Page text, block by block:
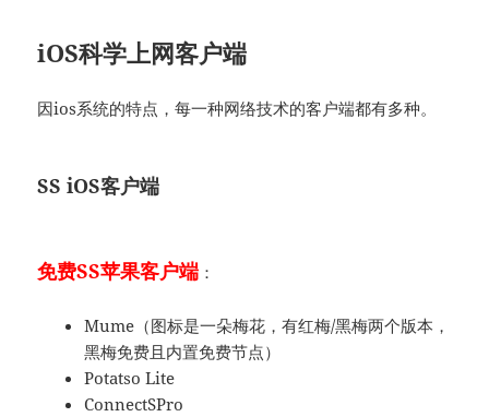
iOS科学上网客户端
因ios系统的特点，每一种网络技术的客户端都有多种。
SS iOS客户端
免费SS苹果客户端 ：
Mume（图标是一朵梅花，有红梅/黑梅两个版本，
黑梅免费且内置免费节点）
Potatso Lite
ConnectSPro